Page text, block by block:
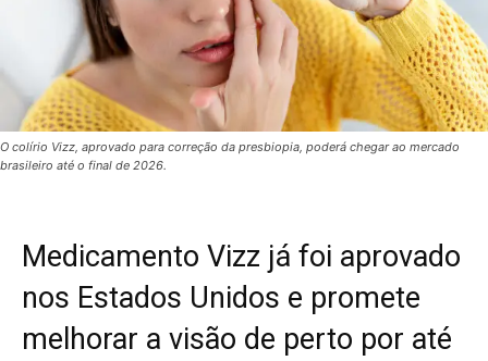
O colírio Vizz, aprovado para correção da presbiopia, poderá chegar ao mercado
brasileiro até o final de 2026.
Medicamento Vizz já foi aprovado
nos Estados Unidos e promete
melhorar a visão de perto por até